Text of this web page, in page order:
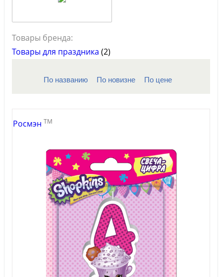
Товары бренда:
Товары для праздника (2)
По названию По новизне По цене
Росмэн TM